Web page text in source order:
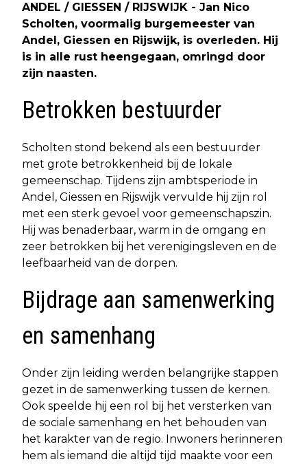
ANDEL / GIESSEN / RIJSWIJK - Jan Nico
Scholten, voormalig burgemeester van
Andel, Giessen en Rijswijk, is overleden. Hij
is in alle rust heengegaan, omringd door
zijn naasten.
Betrokken bestuurder
Scholten stond bekend als een bestuurder
met grote betrokkenheid bij de lokale
gemeenschap. Tijdens zijn ambtsperiode in
Andel, Giessen en Rijswijk vervulde hij zijn rol
met een sterk gevoel voor gemeenschapszin.
Hij was benaderbaar, warm in de omgang en
zeer betrokken bij het verenigingsleven en de
leefbaarheid van de dorpen.
Bijdrage aan samenwerking
en samenhang
Onder zijn leiding werden belangrijke stappen
gezet in de samenwerking tussen de kernen.
Ook speelde hij een rol bij het versterken van
de sociale samenhang en het behouden van
het karakter van de regio. Inwoners herinneren
hem als iemand die altijd tijd maakte voor een